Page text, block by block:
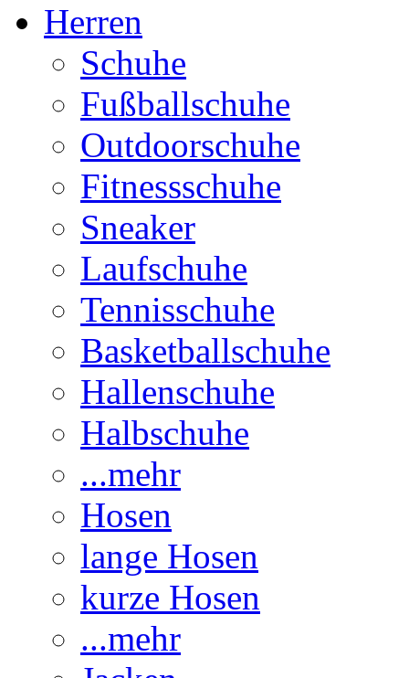
Herren
Schuhe
Fußballschuhe
Outdoorschuhe
Fitnessschuhe
Sneaker
Laufschuhe
Tennisschuhe
Basketballschuhe
Hallenschuhe
Halbschuhe
...mehr
Hosen
lange Hosen
kurze Hosen
...mehr